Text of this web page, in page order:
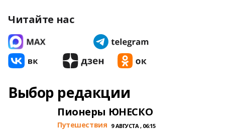
Читайте нас
Выбор редакции
Пионеры ЮНЕСКО
Путешествия 9 АВГУСТА , 06:15